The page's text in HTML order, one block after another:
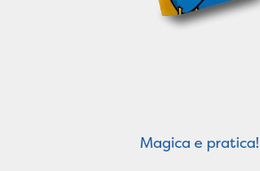
Magica e pratica!